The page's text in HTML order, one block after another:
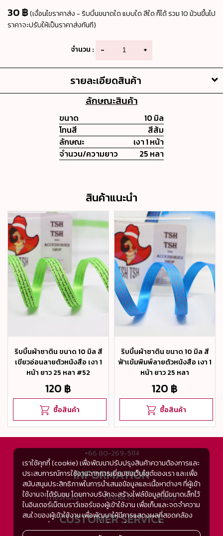
30 ฿(เงื่อนไขราคาส่ง - ริบบิ้นขนาดใด แบบใด สีใด ก็ได้ รวม 10 ม้วนขึ้นไป
ราคาจะปรับให้เป็นราคาส่งทันที)
จำนวน : - +
รายละเอียดสินค้า
ลักษณะสินค้า
ขนาด
10 มิล
โทนสี
สีส้ม
ลักษณะ
เงา 1 หน้า
จำนวน/ความยาว
25 หลา
สินค้าแนะนำ
ริบบิ้นผ้าซาติน ขนาด 10 มิล สี
เขียวอ่อนลายตัวหนังสือ เงา 1
หน้า ยาว 25 หลา #52
120 ฿
ซื้อสินค้า
ริบบิ้นผ้าซาติน ขนาด 10 มิล สี
ฟ้าเข้มพิมพ์ลายตัวหนังสือ เงา 1
หน้า ยาว 25 หลา
120 ฿
ซื้อสินค้า
+66 80-269-5114
INFORMATION
เกี่ยวกับเรา ติดต่อเรา Policy
CUSTOMER SERVICE
เราใช้คุกกี้ (cookie) เพื่อพัฒนาปรับปรุงสินค้าความต้องการและ
ประสบการณ์การใช้งานจากการเยี่ยมชมเว็บไซต์ของเรา และเพื่อ
สนับสนุนประสิทธิภาพในการนำเสนอข้อมูลและเนื้อหาต่างๆ ที่ผู้เข้า
ใช้งานจะได้รับชม โดยทางบริษัทจะสร้างไฟล์ข้อมูลที่มีขนาดเล็กไว้
ในอินเตอร์เน็ตเบราว์เซอร์ของผู้เข้าใช้งาน เพื่อเก็บและจดจำความ
สนใจของผู้เข้าใช้งาน เพื่อพัฒนาให้มีการแสดงผลที่สอดคล้อง
กับความชื่นชอบและความสนใจในการใช้งาน และเพื่อพัฒนา